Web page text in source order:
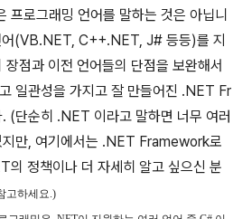
프로그래밍 언어를 말하는 것은 아닙니
(VB.NET, C++.NET, J# 등등)를 지
점과 이전 언어들의 단점을 보완해서
일관성을 가지고 잘 만들어진 .NET Fr
(단순히 .NET 이라고 말하면 너무 여러
지만, 여기에서는 .NET Framework로
의 정책이나 더 자세히 알고 싶으신 분
고하세요.)